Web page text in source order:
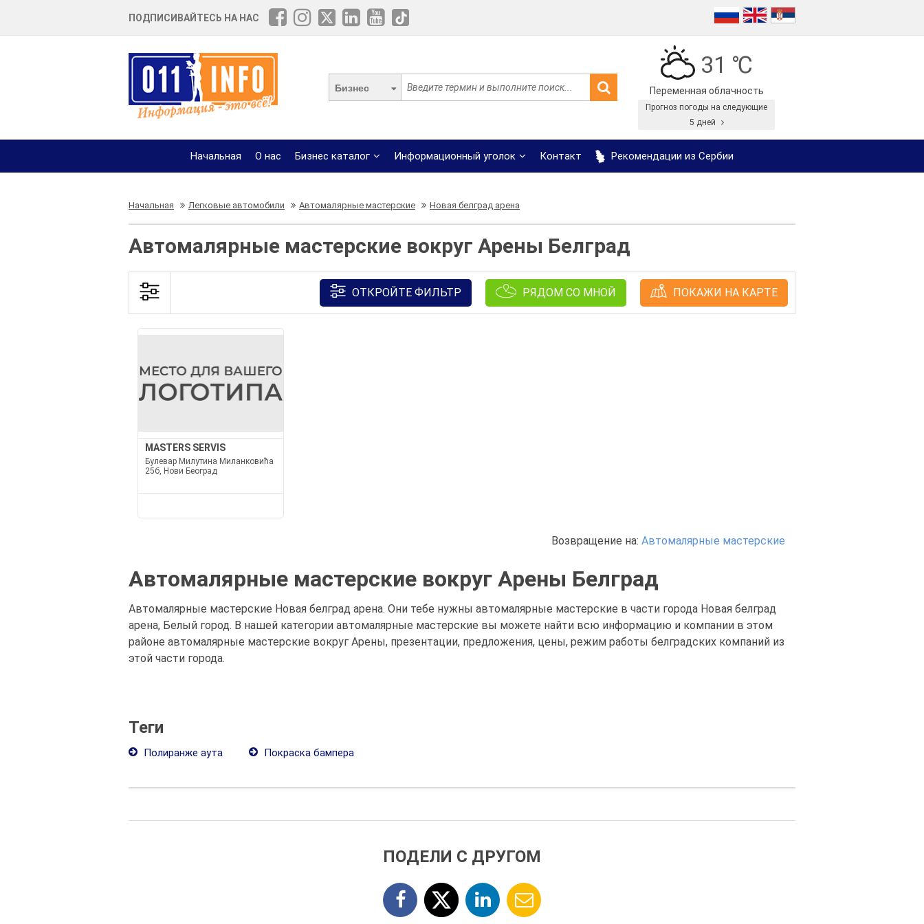
ПОДПИСИВАЙТЕСЬ НА НАС
Бизнес
31 ℃
Переменная облачность
Прогноз погоды на следующие
5 дней
Начальная О нас Бизнес каталог Информационный уголок Контакт Рекомендации из Сербии
Начальная Легковые автомобили Автомалярные мастерские Новая белград арена
Автомалярные мастерские вокруг Арены Белград
ОТКРОЙТЕ ФИЛЬТР РЯДОМ СО МНОЙ ПОКАЖИ НА КАРТЕ
MASTERS SERVIS
Булевар Милутина Миланковића
25б, Нови Београд
Возвращение на: Автомалярные мастерские
Автомалярные мастерские вокруг Арены Белград
Автомалярные мастерские Новая белград арена. Они тебе нужны автомалярные мастерские в части города Новая белград
арена, Белый город. В нашей категории автомалярные мастерские вы можете найти всю информацию и компании в этом
районе автомалярные мастерские вокруг Арены, презентации, предложения, цены, режим работы белградских компаний из
этой части города.
Теги
Полиранже аута Покраска бампера
ПОДЕЛИ С ДРУГОМ